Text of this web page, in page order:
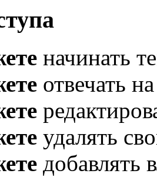
начинать
отвечать
удалять
добавлять